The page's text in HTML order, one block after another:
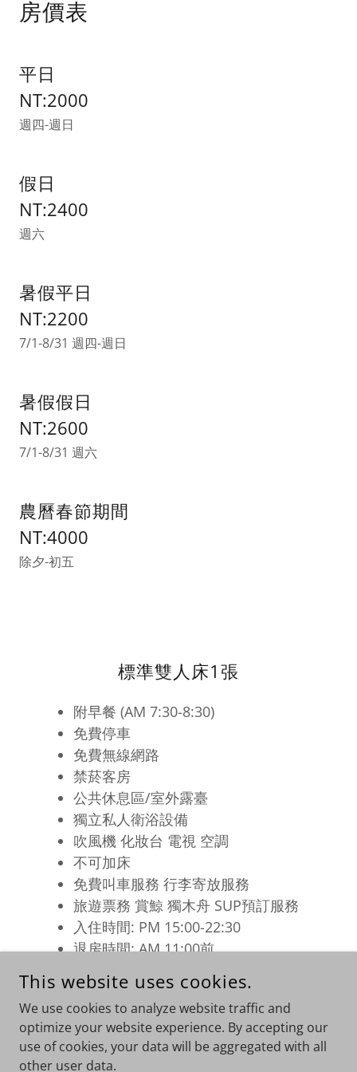
房價表
平日
NT:2000
週四-週日
假日
NT:2400
週六
暑假平日
NT:2200
7/1-8/31 週四-週日
暑假假日
NT:2600
7/1-8/31 週六
農曆春節期間
NT:4000
除夕-初五
標準雙人床1張
附早餐 (AM 7:30-8:30)
免費停車
免費無線網路
禁菸客房
公共休息區/室外露臺
獨立私人衛浴設備
吹風機 化妝台 電視 空調
不可加床
免費叫車服務 行李寄放服務
旅遊票務 賞鯨 獨木舟 SUP預訂服務
入住時間: PM 15:00-22:30
退房時間: AM 11:00前
3歲以上需加收費用
館內附設咖啡館(費用另計)
COPYRIGHT © 2026 塞維爾鄉村民宿 - ALL RIGHTS RESERVED.
This website uses cookies.
We use cookies to analyze website traffic and
optimize your website experience. By accepting our
use of cookies, your data will be aggregated with all
other user data.